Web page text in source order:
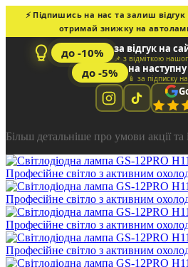
⚡ Підпишись на нас та залиш
отримай знижку на
до -10% за відгук на
📌 з відміткою
до -5% на
📱 за підписку
Більш детальніше про умови акції та